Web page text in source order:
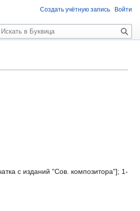
с изданий "Сов. композитора"]; 1-
Создать учётную запись Войти